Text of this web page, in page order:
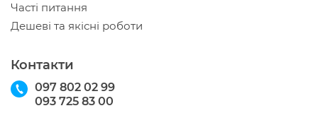
Часті питання
Дешеві та якісні роботи
Контакти
097 802 02 99
093 725 83 00